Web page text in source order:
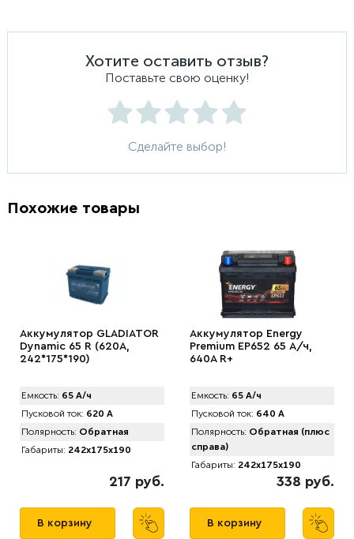
Хотите оставить отзыв?
Поставьте свою оценку!
Сделайте выбор!
Похожие товары
Аккумулятор GLАDIATOR
Dynamic 65 R (620A,
242*175*190)
Емкость: 65 А/ч
Пусковой ток: 620 А
Полярность: Обратная
Габариты: 242x175x190
217 руб.
В корзину
Аккумулятор Energy
Premium EP652 65 А/ч,
640A R+
Емкость: 65 А/ч
Пусковой ток: 640 А
Полярность: Обратная (плюс
справа)
Габариты: 242x175x190
338 руб.
В корзину